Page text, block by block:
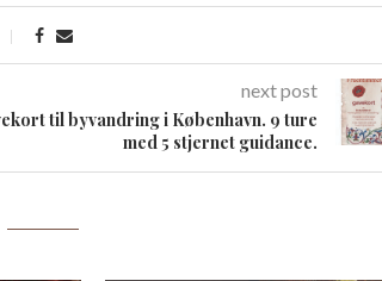
next post
til byvandring i København. 9 ture
med 5 stjernet guidance.